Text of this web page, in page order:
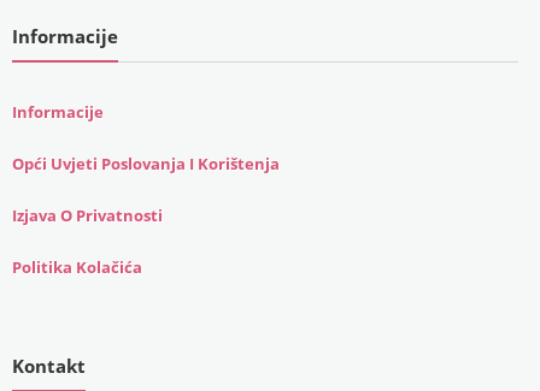
Informacije
Informacije
Opći Uvjeti Poslovanja I Korištenja
Izjava O Privatnosti
Politika Kolačića
Kontakt